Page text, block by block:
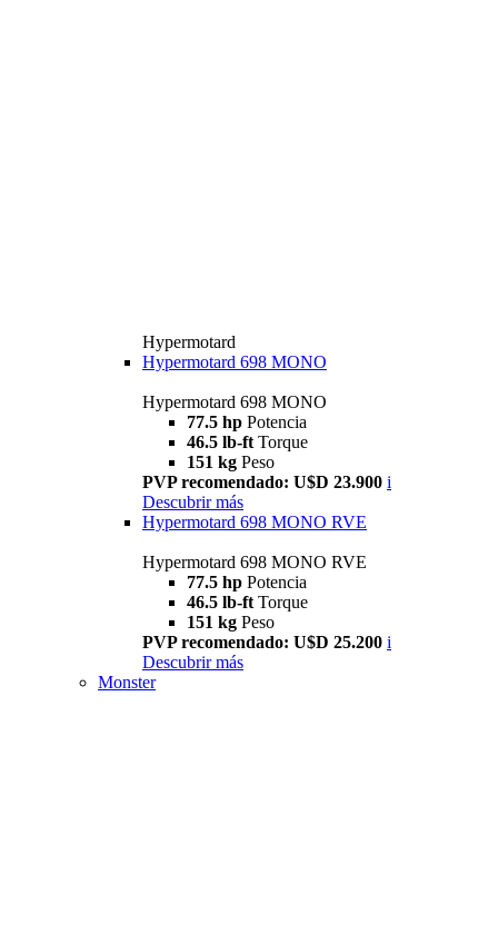
Hypermotard
Hypermotard 698 MONO
Hypermotard 698 MONO
77.5 hp Potencia
46.5 lb-ft Torque
151 kg Peso
PVP recomendado: U$D 23.900 i
Descubrir más
Hypermotard 698 MONO RVE
Hypermotard 698 MONO RVE
77.5 hp Potencia
46.5 lb-ft Torque
151 kg Peso
PVP recomendado: U$D 25.200 i
Descubrir más
Monster